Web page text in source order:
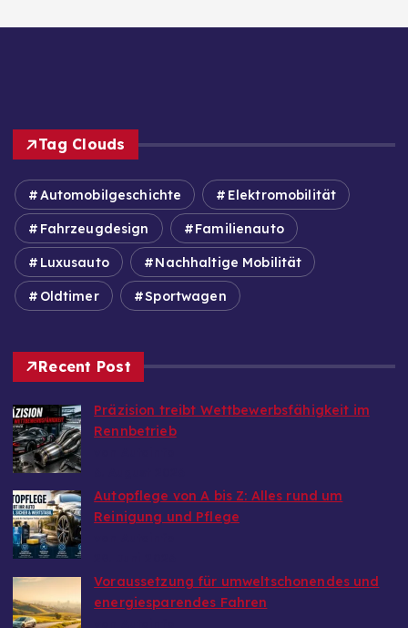
Tag Clouds
Automobilgeschichte Elektromobilität
Fahrzeugdesign Familienauto
Luxusauto Nachhaltige Mobilität
Oldtimer Sportwagen
Recent Post
Präzision treibt Wettbewerbsfähigkeit im
Rennbetrieb
Autopflege von A bis Z: Alles rund um
Reinigung und Pflege
Voraussetzung für umweltschonendes und
energiesparendes Fahren